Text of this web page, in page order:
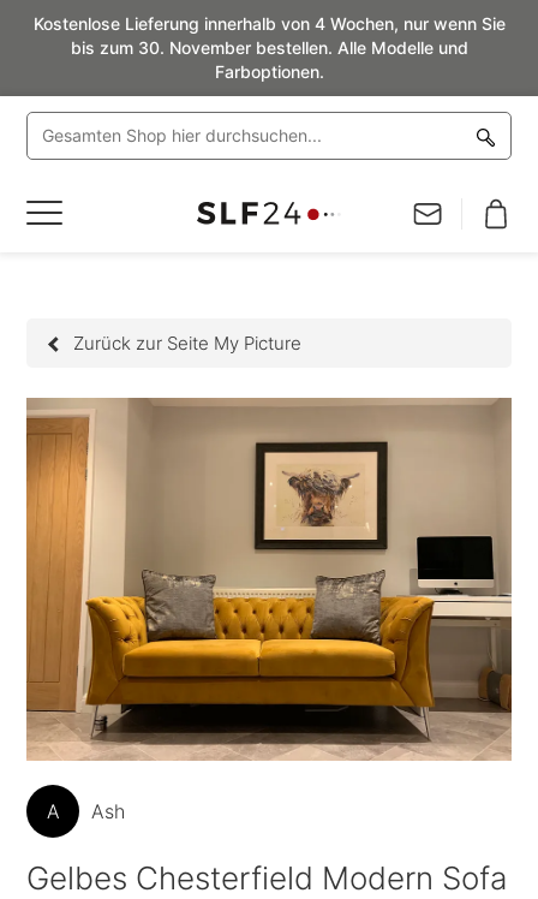
Kostenlose Lieferung innerhalb von 4 Wochen, nur wenn Sie
bis zum 30. November bestellen. Alle Modelle und
Farboptionen.
Navigation
Zurück zur Seite My Picture
A Ash
Gelbes Chesterfield Modern Sofa